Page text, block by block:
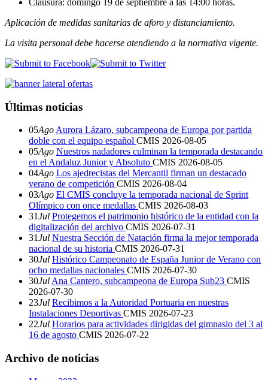
Aplicación de medidas sanitarias de aforo y distanciamiento.
La visita personal debe hacerse atendiendo a la normativa vigente.
Últimas noticias
05Ago Aurora Lázaro, subcampeona de Europa por partida
doble con el equipo español CMIS 2026-08-05
05Ago Nuestros nadadores culminan la temporada destacando
en el Andaluz Junior y Absoluto CMIS 2026-08-05
04Ago Los ajedrecistas del Mercantil firman un destacado
verano de competición CMIS 2026-08-04
03Ago El CMIS concluye la temporada nacional de Sprint
Olímpico con once medallas CMIS 2026-08-03
31Jul Protegemos el patrimonio histórico de la entidad con la
digitalización del archivo CMIS 2026-07-31
31Jul Nuestra Sección de Natación firma la mejor temporada
nacional de su historia CMIS 2026-07-31
30Jul Histórico Campeonato de España Junior de Verano con
ocho medallas nacionales CMIS 2026-07-30
30Jul Ana Cantero, subcampeona de Europa Sub23 CMIS
2026-07-30
23Jul Recibimos a la Autoridad Portuaria en nuestras
Instalaciones Deportivas CMIS 2026-07-23
22Jul Horarios para actividades dirigidas del gimnasio del 3 al
16 de agosto CMIS 2026-07-22
Archivo de noticias